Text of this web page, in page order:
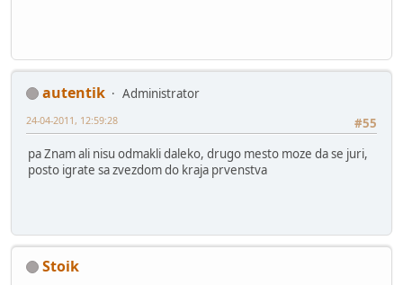
autentik
Administrator
#55
24-04-2011, 12:59:28
pa Znam ali nisu odmakli daleko, drugo mesto moze da se juri,
posto igrate sa zvezdom do kraja prvenstva
Stoik